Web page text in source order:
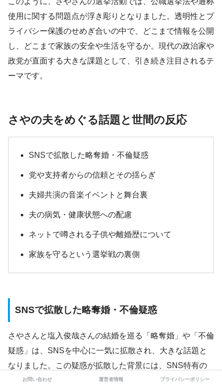
使用に関する問題点が浮き彫りとなりました。透明性とプ
ライバシー保護のせめぎ合いの中で、どこまで情報を公開
し、どこまで家族の安全や生活を守るか。現代の政治家や
政党が直面する大きな課題として、引き続き注目されるテ
ーマです。
さやの夫をめぐる話題と世間の反応
SNSで拡散した略奪婚・不倫疑惑
党や支持者からの信頼とその揺らぎ
夫婦共演の音楽イベントと舞台裏
夫の病気・健康状態への配慮
ネットで噂される子供や離婚歴について
家族を守るという選挙戦の裏側
SNSで拡散した略奪婚・不倫疑惑
さやさんと塩入俊哉さんの結婚を巡る「略奪婚」や「不倫
疑惑」は、SNSを中心に一気に拡散され、大きな話題と
なりました。この疑惑が拡散した背景には、SNS特有の
拡散力と、一部週刊誌やネットニュースで報じられた内容
お問い合わせ 運営者情報 プライバシーポリシー